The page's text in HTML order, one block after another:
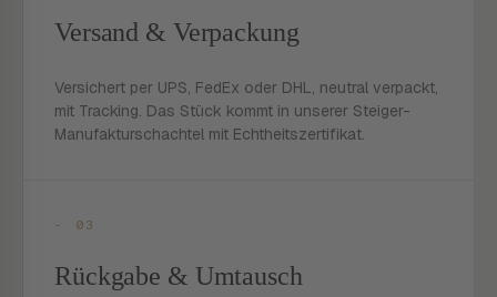
Versand & Verpackung
Versichert per UPS, FedEx oder DHL, neutral verpackt,
mit Tracking. Das Stück kommt in unserer Steiger-
Manufakturschachtel mit Echtheitszertifikat.
- 03
Rückgabe & Umtausch